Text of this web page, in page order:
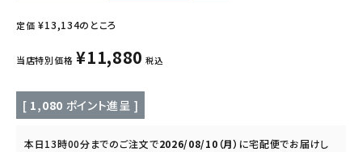
フード・ドリンク
ブランド
定期購入
オリジナルブランド
定価 ¥13,134のところ
当店特別価格 ¥11,880 税込
[ 1,080 ポイント進呈 ]
本日13時00分までのご注文で2026/08/10（月） に宅配便でお届けし